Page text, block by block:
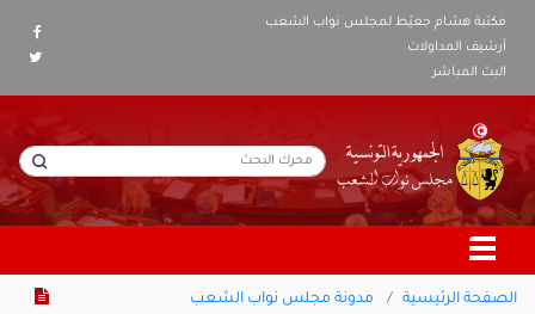
مكتبة هشام جعيّط لمجلس نواب الشعب
أرشيف المداولات
البث المباشر
الصفحة الرئيسية
مدونة مجلس نواب الشعب